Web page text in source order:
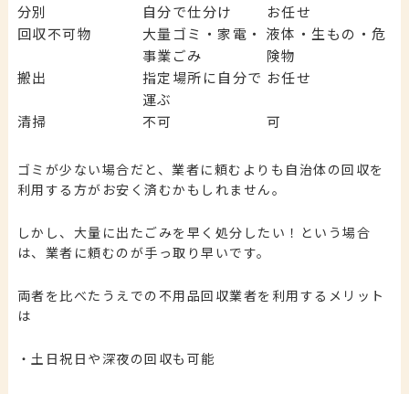
分別 自分で仕分け
お任せ
回収不可物
大量ゴミ・家電・
事業ごみ
液体・生もの・危
険物
搬出
指定場所に自分で
運ぶ
お任せ
清掃 不可 可
ゴミが少ない場合だと、業者に頼むよりも自治体の回収を
利用する方がお安く済むかもしれません。
しかし、大量に出たごみを早く処分したい！という場合
は、業者に頼むのが手っ取り早いです。
両者を比べたうえでの不用品回収業者を利用するメリット
は
・土日祝日や深夜の回収も可能